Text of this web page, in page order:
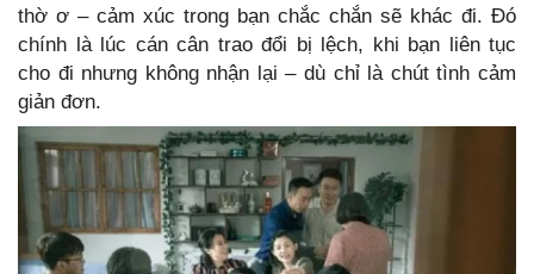
thờ ơ – cảm xúc trong bạn chắc chắn sẽ khác đi. Đó
chính là lúc cán cân trao đổi bị lệch, khi bạn liên tục
cho đi nhưng không nhận lại – dù chỉ là chút tình cảm
giản đơn.